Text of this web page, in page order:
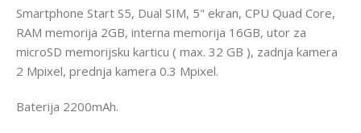
Smartphone Start S5, Dual SIM, 5" ekran, CPU Quad Core,
RAM memorija 2GB, interna memorija 16GB, utor za
microSD memorijsku karticu ( max. 32 GB ), zadnja kamera
2 Mpixel, prednja kamera 0.3 Mpixel.
Baterija 2200mAh.